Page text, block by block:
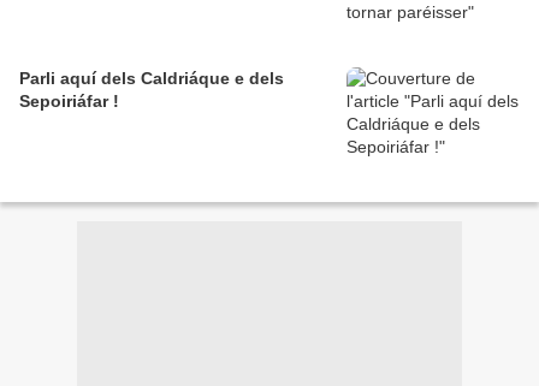
Parli aquí dels Caldriáque e dels
Sepoiriáfar !